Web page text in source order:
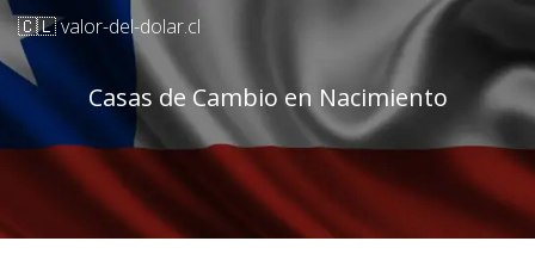
🇨🇱 valor-del-dolar.cl
Casas de Cambio en Nacimiento